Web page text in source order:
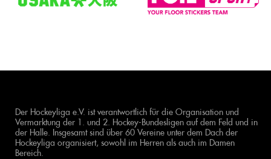
Der Hockeyliga e.V. ist verantwortlich für die Organisation und
Vermarktung der 1. und 2. Hockey-Bundesligen auf dem Feld und in
der Halle. Insgesamt sind über 60 Vereine unter dem Dach der
Hockeyliga organisiert, sowohl im Herren als auch im Damen
Bereich.